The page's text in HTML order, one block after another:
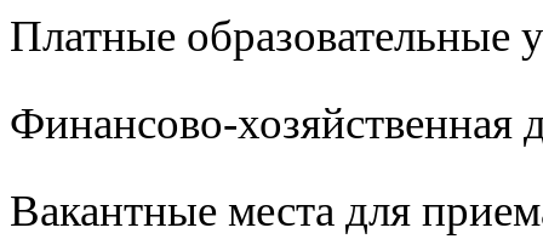
Платные образовательные
Финансово-хозяйственная
Вакантные места для